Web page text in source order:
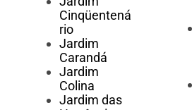
Cinqüentená
rio
Jardim
Carandá
Jardim
Colina
Jardim das